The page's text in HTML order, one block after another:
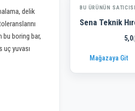
delik
boring bar,
yuvası
BU ÜRÜNÜN SATICISI
Sena Teknik
5,0
Mağazaya Git